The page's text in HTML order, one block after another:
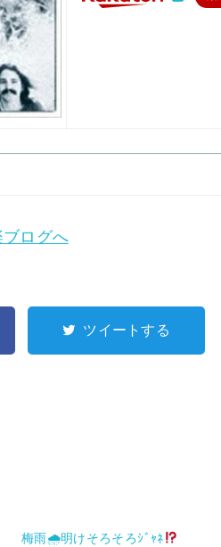
ツイートする
梅雨🌧明けそろそろｼﾞｬﾈ